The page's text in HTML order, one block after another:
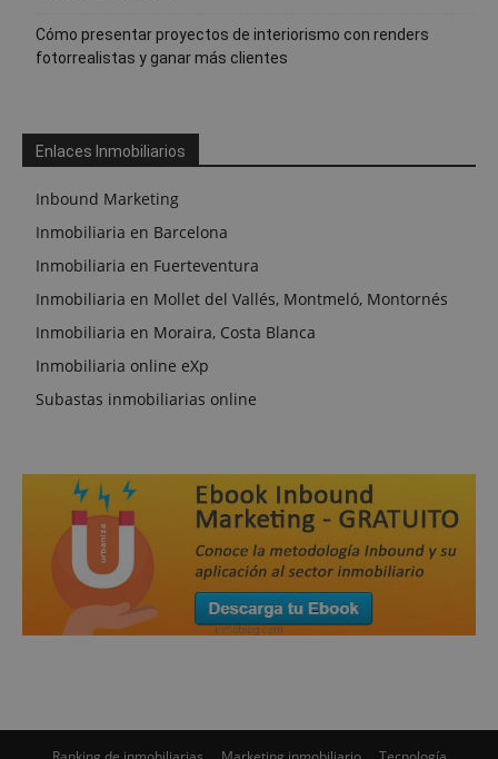
Cómo presentar proyectos de interiorismo con renders
fotorrealistas y ganar más clientes
Enlaces Inmobiliarios
Inbound Marketing
Inmobiliaria en Barcelona
Inmobiliaria en Fuerteventura
Inmobiliaria en Mollet del Vallés, Montmeló, Montornés
Inmobiliaria en Moraira, Costa Blanca
Inmobiliaria online eXp
Subastas inmobiliarias online